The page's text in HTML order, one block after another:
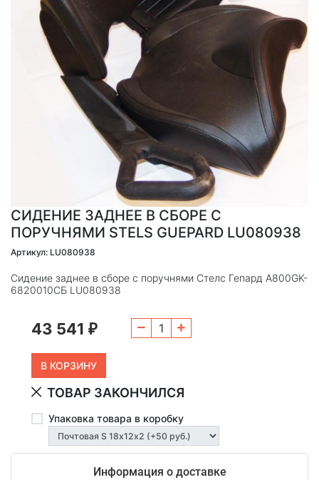
СИДЕНИЕ ЗАДНЕЕ В СБОРЕ С
ПОРУЧНЯМИ STELS GUEPARD LU080938
Артикул: LU080938
Сидение заднее в сборе с поручнями Стелс Гепард A800GK-
6820010СБ LU080938
43 541 ₽
ТОВАР ЗАКОНЧИЛСЯ
Упаковка товара в коробку
Информация о доставке